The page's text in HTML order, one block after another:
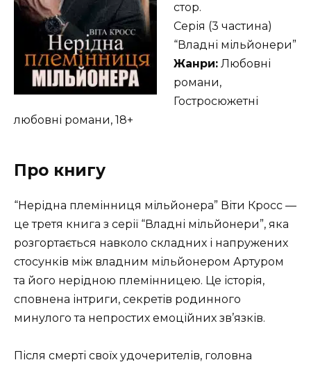
стор.
Серія (3 частина)
“Владні мільйонери”
Жанри: Любовні
романи,
Гостросюжетні
любовні романи, 18+
Про книгу
“Нерідна племінниця мільйонера” Віти Кросс —
це третя книга з серії “Владні мільйонери”, яка
розгортається навколо складних і напружених
стосунків між владним мільйонером Артуром
та його нерідною племінницею. Це історія,
сповнена інтриги, секретів родинного
минулого та непростих емоційних зв’язків.
Після смерті своїх удочерителів, головна